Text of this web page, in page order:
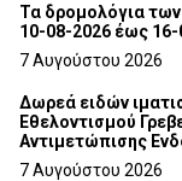
Τα δρομολόγια των
10-08-2026 έως
7 Αυγούστου 2026
Δωρεά ειδών
Εθελοντισμού
Αντιμετώπισης
Τμήματος Γρεβενών
7 Αυγούστου 2026